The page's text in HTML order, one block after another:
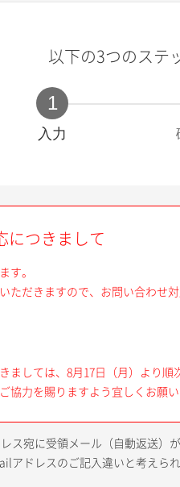
以下の3つのステ
1
現
入力
につきまして
す。
ただきますので、お問い合わせ
しては、8月17日（月）より順
協力を賜りますよう宜しくお願い
ス宛に受領メール（自動返送）が
アドレスのご記入違いと考えら